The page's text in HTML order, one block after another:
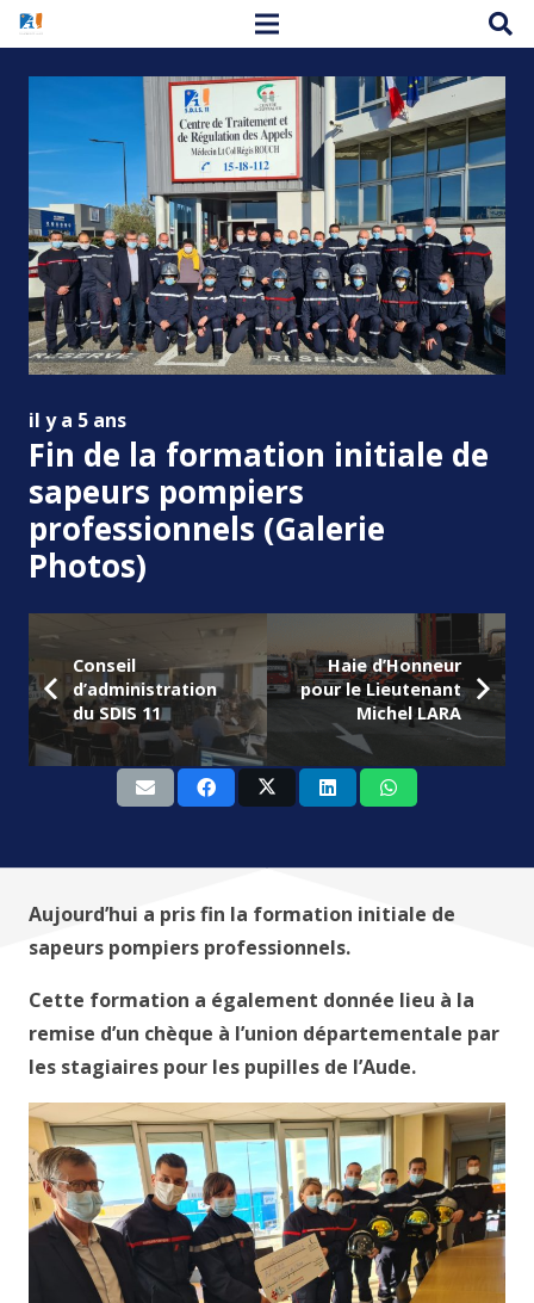
il y a 5 ans
Fin de la formation initiale de
sapeurs pompiers
professionnels (Galerie
Photos)
Conseil
d’administration
du SDIS 11
Haie d’Honneur
pour le Lieutenant
Michel LARA
Aujourd’hui a pris fin la formation initiale de
sapeurs pompiers professionnels.
Cette formation a également donnée lieu à la
remise d’un chèque à l’union départementale par
les stagiaires pour les pupilles de l’Aude.